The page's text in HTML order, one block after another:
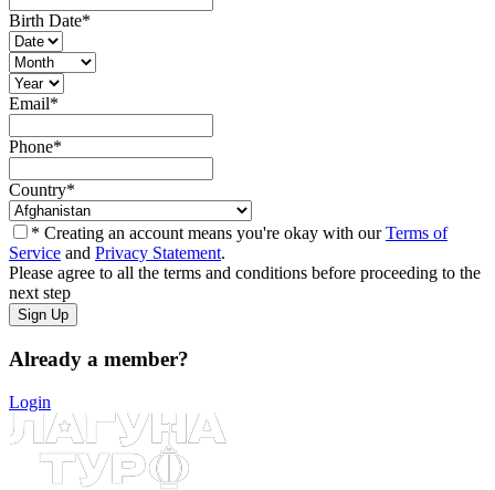
Birth Date*
Email*
Phone*
Country*
* Creating an account means you're okay with ourTerms of
Service and Privacy Statement.
Please agree to all the terms and conditions before proceeding to the
next step
Already a member?
Login